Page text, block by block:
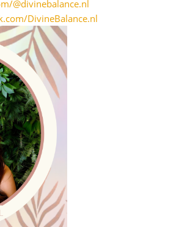
@divinebalance.nl
DivineBalance.nl